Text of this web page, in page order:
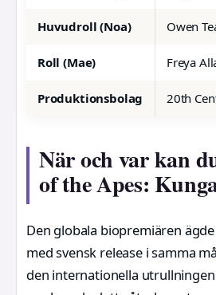
Huvudroll (Noa) Owen
Roll (Mae) Freya
Produktionsbolag 20th
När och var kan
of the Apes:
Den globala biopremiären
med svensk release i samma
den internationella